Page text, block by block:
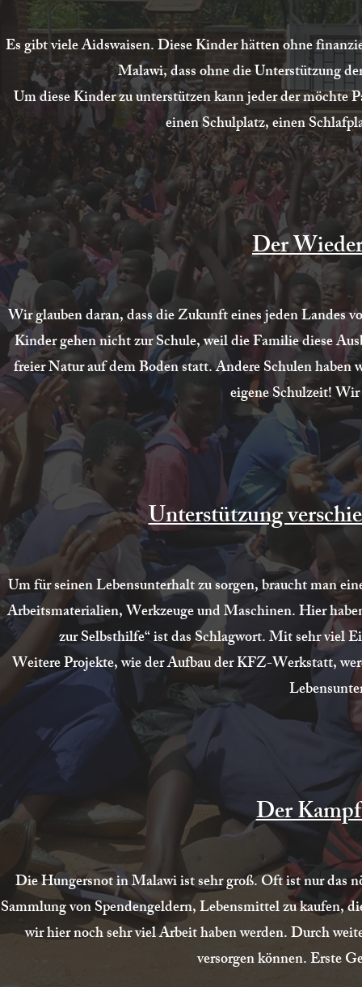
Es gibt viele Aidswaisen. Diese Kinder hätten ohne
Malawi, dass ohne die Unterstützung
Um diese Kinder zu unterstützen kann jeder der möchte
einen Schulplatz, einen
Der
Wir glauben daran, dass die Zukunft eines jeden
Kinder gehen nicht zur Schule, weil die Familie diese
freier Natur auf dem Boden statt. Andere Schulen
eigene Schulzeit!
Unterstützung
Um für seinen Lebensunterhalt zu sorgen, braucht man
Arbeitsmaterialien, Werkzeuge und Maschinen. Hier
zur Selbsthilfe“ ist das Schlagwort. Mit sehr viel
Weitere Projekte, wie der Aufbau der KFZ-Werkstatt,
Der
Die Hungersnot in Malawi ist sehr groß. Oft ist nur das
Sammlung von Spendengeldern, Lebensmittel zu kaufen,
wir hier noch sehr viel Arbeit haben werden. Durch
versorgen können. Erste